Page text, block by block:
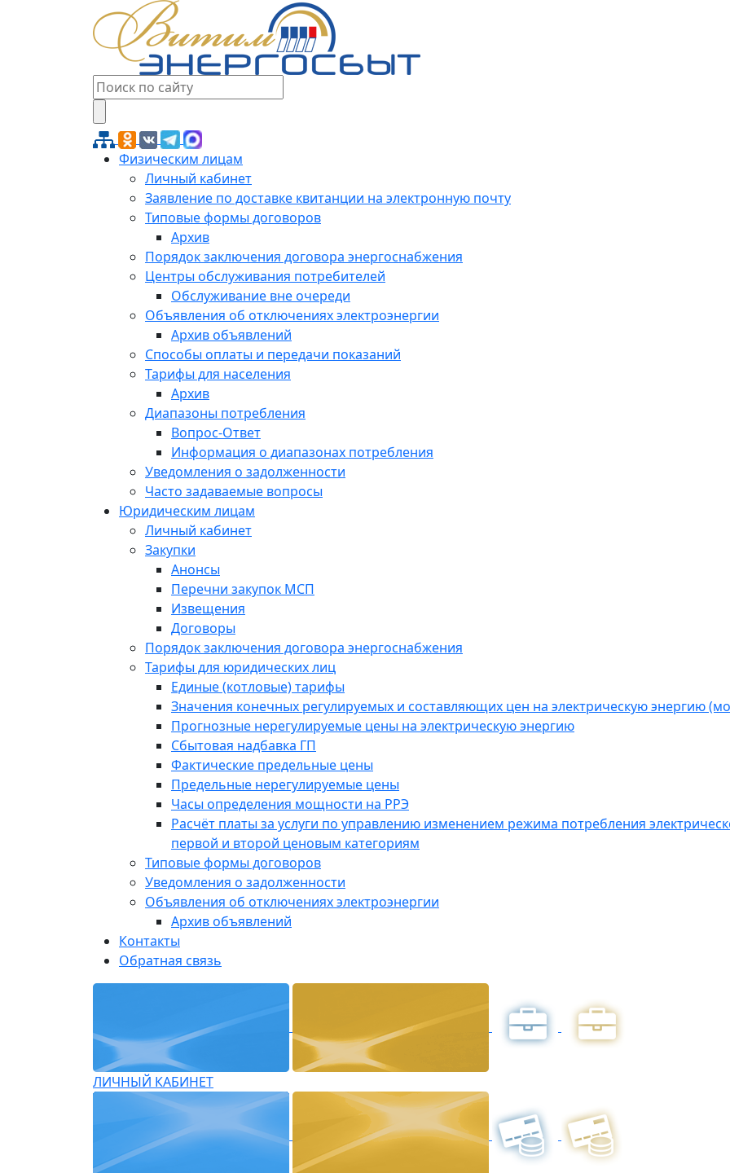
Физическим лицам
Личный кабинет
Заявление по доставке квитанции на электронную почту
Типовые формы договоров
Архив
Порядок заключения договора энергоснабжения
Центры обслуживания потребителей
Обслуживание вне очереди
Объявления об отключениях электроэнергии
Архив объявлений
Способы оплаты и передачи показаний
Тарифы для населения
Архив
Диапазоны потребления
Вопрос-Ответ
Информация о диапазонах потребления
Уведомления о задолженности
Часто задаваемые вопросы
Юридическим лицам
Личный кабинет
Закупки
Анонсы
Перечни закупок МСП
Извещения
Договоры
Порядок заключения договора энергоснабжения
Тарифы для юридических лиц
Единые (котловые) тарифы
Значения конечных регулируемых и составляющих цен на электрическую энергию
Прогнозные нерегулируемые цены на электрическую энергию
Сбытовая надбавка ГП
Фактические предельные цены
Предельные нерегулируемые цены
Часы определения мощности на РРЭ
Расчёт платы за услуги по управлению изменением режима потребления
первой и второй ценовым категориям
Типовые формы договоров
Уведомления о задолженности
Объявления об отключениях электроэнергии
Архив объявлений
Контакты
Обратная связь
ЛИЧНЫЙ КАБИНЕТ